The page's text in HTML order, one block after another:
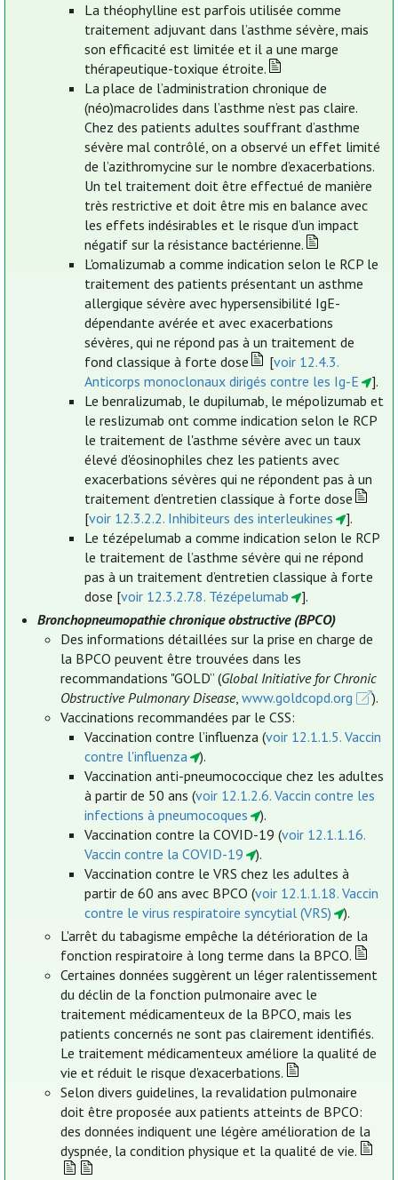
La théophylline est parfois utilisée comme
traitement adjuvant dans l’asthme sévère, mais
son efficacité est limitée et il a une marge
thérapeutique-toxique étroite.
La place de l’administration chronique de
(néo)macrolides dans l’asthme n’est pas claire.
Chez des patients adultes souffrant d’asthme
sévère mal contrôlé, on a observé un effet limité
de l’azithromycine sur le nombre d’exacerbations.
Un tel traitement doit être effectué de manière
très restrictive et doit être mis en balance avec
les effets indésirables et le risque d’un impact
négatif sur la résistance bactérienne.
L'omalizumab a comme indication selon le RCP le
traitement des patients présentant un asthme
allergique sévère avec hypersensibilité IgE-
dépendante avérée et avec exacerbations
sévères, qui ne répond pas à un traitement de
fond classique à forte dose
[voir 12.4.3.
Anticorps monoclonaux dirigés contre les Ig-E
].
Le benralizumab, le dupilumab, le mépolizumab et
le reslizumab ont comme indication selon le RCP
le traitement de l'asthme sévère avec un taux
élevé d'éosinophiles chez les patients avec
exacerbations sévères qui ne répondent pas à un
traitement d’entretien classique à forte dose
[voir 12.3.2.2. Inhibiteurs des interleukines
].
Le tézépelumab a comme indication selon le RCP
le traitement de l’asthme sévère qui ne répond
pas à un traitement d’entretien classique à forte
dose [voir 12.3.2.7.8. Tézépelumab
].
Bronchopneumopathie chronique obstructive (BPCO)
Des informations détaillées sur la prise en charge de
la BPCO peuvent être trouvées dans les
recommandations "GOLD” (Global Initiative for Chronic
Obstructive Pulmonary Disease,www.goldcopd.org
).
Vaccinations recommandées par le CSS:
Vaccination contre l’influenza (voir 12.1.1.5. Vaccin
contre l'influenza
).
Vaccination anti-pneumococcique chez les adultes
à partir de 50 ans (voir 12.1.2.6. Vaccin contre les
infections à pneumocoques
).
Vaccination contre la COVID-19 (voir 12.1.1.16.
Vaccin contre la COVID-19
).
Vaccination contre le VRS chez les adultes à
partir de 60 ans avec BPCO (voir 12.1.1.18. Vaccin
contre le virus respiratoire syncytial (VRS)
).
L'arrêt du tabagisme empêche la détérioration de la
fonction respiratoire à long terme dans la BPCO.
Certaines données suggèrent un léger ralentissement
du déclin de la fonction pulmonaire avec le
traitement médicamenteux de la BPCO, mais les
patients concernés ne sont pas clairement identifiés.
Le traitement médicamenteux améliore la qualité de
vie et réduit le risque d'exacerbations.
Selon divers guidelines, la revalidation pulmonaire
doit être proposée aux patients atteints de BPCO:
des données indiquent une légère amélioration de la
dyspnée, la condition physique et la qualité de vie.